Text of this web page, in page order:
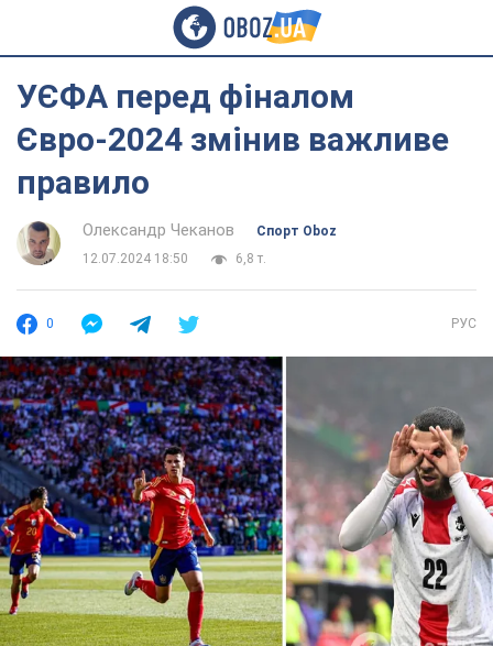
УЄФА перед фіналом
Євро-2024 змінив важливе
правило
Олександр Чеканов
Спорт Oboz
12.07.2024 18:50
6,8 т.
0 РУС